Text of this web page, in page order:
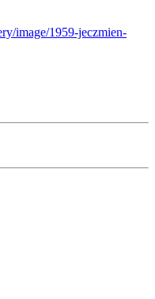
image/1959-jeczmien-